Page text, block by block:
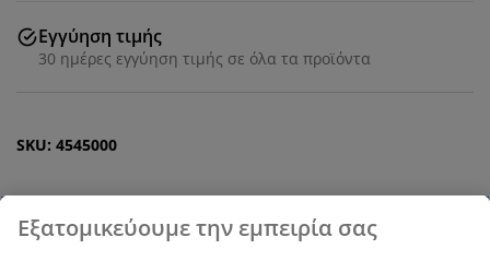
Εγγύηση τιμής
30 ημέρες εγγύηση τιμής σε όλα τα προϊόντα
SKU: 4545000
Χαρακτηριστικά προϊόντος
Εξατομικεύουμε την εμπειρία σας